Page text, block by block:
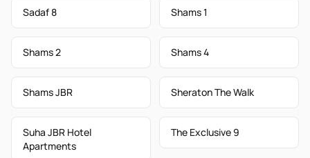
Sadaf 8 Shams 1
Shams 2 Shams 4
Shams JBR Sheraton The Walk
Suha JBR Hotel
Apartments
The Exclusive 9